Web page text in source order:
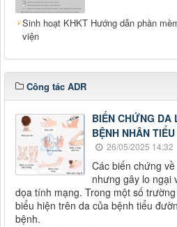
Sinh hoạt KHKT Hướng dẫn phần
viện
Công tác ADR
BIẾN CHỨNG DA
BỆNH NHÂN
26/05/2025 14:32
Các biến chứng
nhưng gây lo ngại
dọa tính mạng. Trong một số
biểu hiện trên da của bệnh tiểu
bệnh.